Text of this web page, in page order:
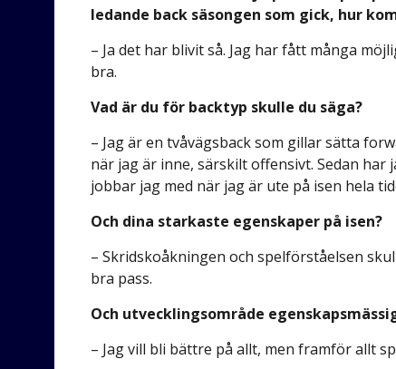
ledande back säsongen som gick, hur
– Ja det har blivit så. Jag har fått många
bra.
Vad är du för backtyp skulle du säga?
– Jag är en tvåvägsback som gillar sätta
när jag är inne, särskilt offensivt. Sedan har
jobbar jag med när jag är ute på isen hela
Och dina starkaste egenskaper på isen?
– Skridskoåkningen och spelförståelsen
bra pass.
Och utvecklingsområde
– Jag vill bli bättre på allt, men framför allt